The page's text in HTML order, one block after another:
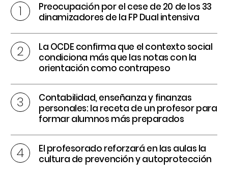
Preocupación por el cese de 20 de los 33
dinamizadores de la FP Dual intensiva
La OCDE confirma que el contexto social
condiciona más que las notas con la
orientación como contrapeso
Contabilidad, enseñanza y finanzas
personales: la receta de un profesor para
formar alumnos más preparados
El profesorado reforzará en las aulas la
cultura de prevención y autoprotección